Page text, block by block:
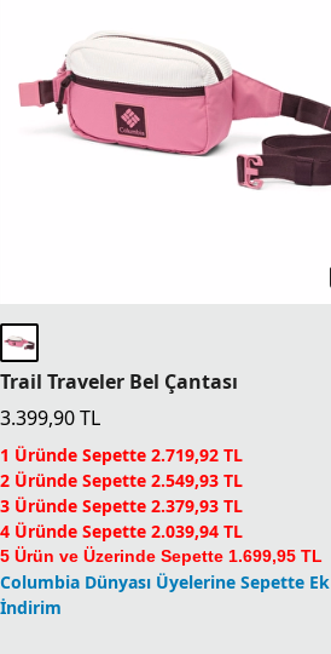
Trail Traveler Bel Çantası
3.399,90TL
1 Üründe Sepette 2.719,92 TL
2 Üründe Sepette 2.549,93 TL
3 Üründe Sepette 2.379,93 TL
4 Üründe Sepette 2.039,94 TL
5 Ürün ve Üzerinde Sepette 1.699,95 TL
Columbia Dünyası Üyelerine Sepette
İndirim